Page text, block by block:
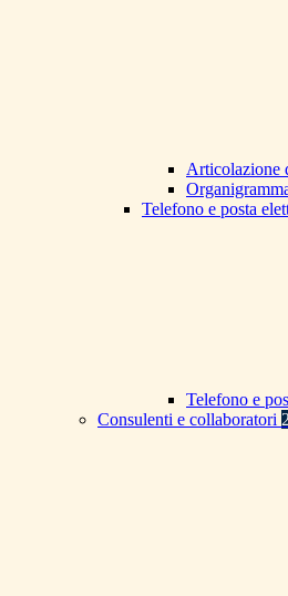
Articolazione
Telefono e posta
Telefono e
Consulenti e collaboratori